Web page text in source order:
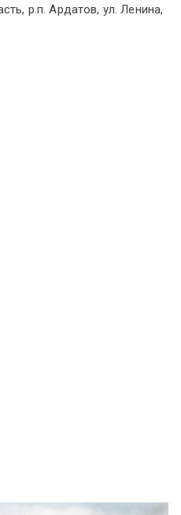
р.п. Ардатов, ул. Ленина,